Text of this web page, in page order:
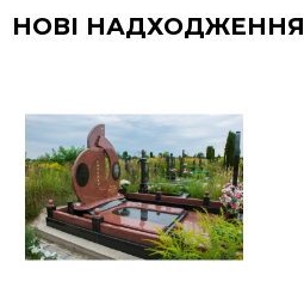
НОВІ НАДХОДЖЕННЯ